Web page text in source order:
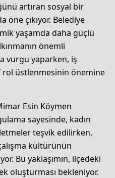
artıran sosyal bir
çıkıyor. Belediye
yaşamda daha güçlü
önemli
vurgu yaparken, iş
rol üstlenmesinin önemine
Esin Köymen
sayesinde, kadın
teşvik edilirken,
kültürünün
Bu yaklaşımın, ilçedeki
oluşturması bekleniyor.